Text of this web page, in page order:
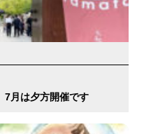
7月は夕方開催です